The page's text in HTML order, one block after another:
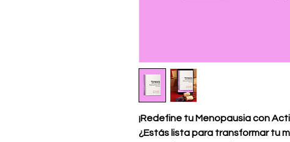
¡Redefine tu Menopausia con
¿Estás lista para transformar tu